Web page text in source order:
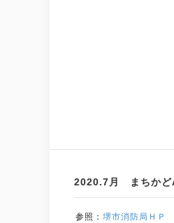
2020.7月 まちかど
参照： 堺市消防局ＨＰ